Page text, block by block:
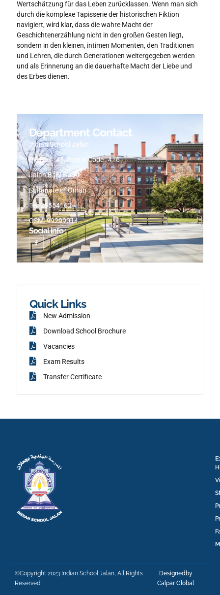
Wertschätzung für das Leben zurücklassen. Wenn man sich
durch die komplexe Tapisserie der historischen Fiktion
navigiert, wird klar, dass die wahre Macht der
Geschichtenerzählung nicht in den großen Gesten liegt,
sondern in den kleinen, intimen Momenten, den Traditionen
und Lehren, die durch Generationen weitergegeben werden
und als Erinnerung an die dauerhafte Macht der Liebe und
des Erbes dienen.
Department Contact
Indian School Jalan
PO Box : 45, Postal Code : 416
Jalan Bani Bu-Ali
Sultanate of Oman
Tel: 25554162
GSM: 99299014
Social info :
I
c
o
n
-
f
o
I
n
s
t
a
g
Quick Links
New Admission
Download School Brochure
Vacancies
Exam Results
Transfer Certificate
©Copyright 2023 Indian School Jalan, All Rights
Reserved
Designedby
Calpar Global